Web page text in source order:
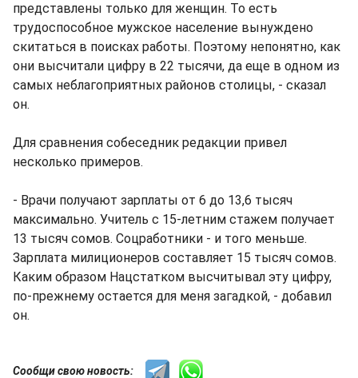
представлены только для женщин. То есть
трудоспособное мужское население вынуждено
скитаться в поисках работы. Поэтому непонятно, как
они высчитали цифру в 22 тысячи, да еще в одном из
самых неблагоприятных районов столицы, - сказал
он.
Для сравнения собеседник редакции привел
несколько примеров.
- Врачи получают зарплаты от 6 до 13,6 тысяч
максимально. Учитель с 15-летним стажем получает
13 тысяч сомов. Соцработники - и того меньше.
Зарплата милиционеров составляет 15 тысяч сомов.
Каким образом Нацстатком высчитывал эту цифру,
по-прежнему остается для меня загадкой, - добавил
он.
Сообщи свою новость: